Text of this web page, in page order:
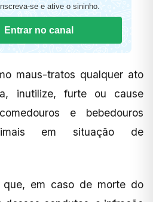
se e ative o sininho.
Entrar no canal
maus-tratos qualquer ato
inutilize, furte ou cause
e bebedouros
em situação de
em caso de morte do